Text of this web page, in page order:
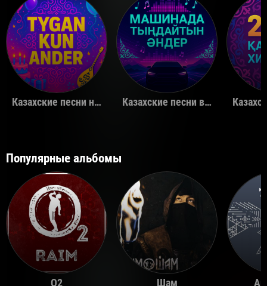
Казахские песни на день рождения Казахские песни в машину
Популярные альбомы
O2 Шам